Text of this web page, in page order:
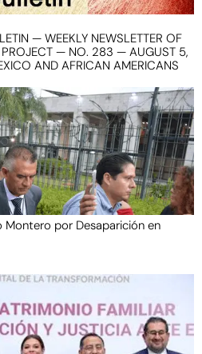
— WEEKLY NEWSLETTER OF
PROJECT — NO. 283 — AUGUST 5,
AND AFRICAN AMERICANS
Montero por Desaparición en